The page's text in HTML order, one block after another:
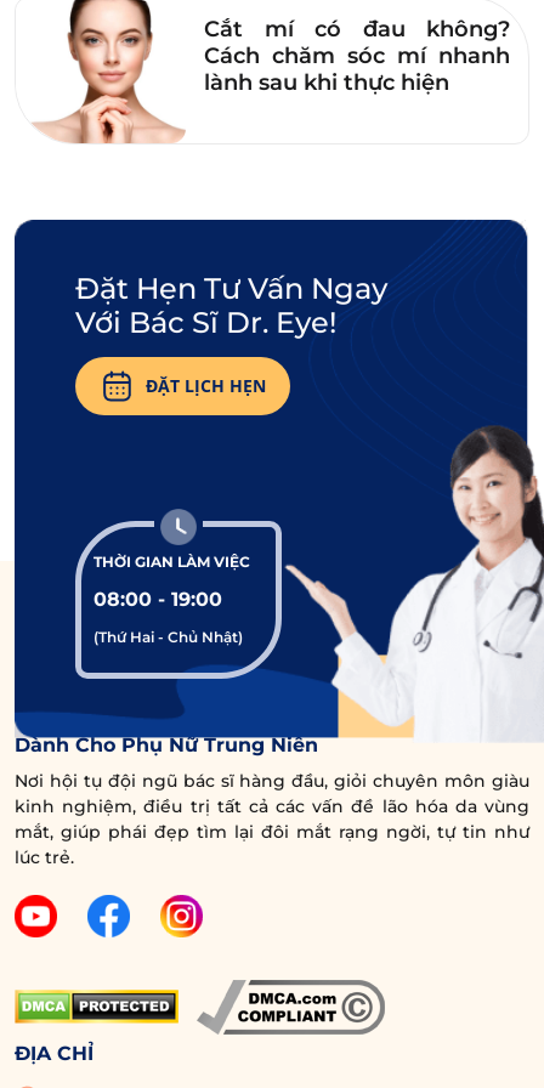
039583/HCM-CCHN) – Bác sĩ chịu trách
nhiệm chuyên môn chính, với hơn 10
năm kinh nghiệm phẫu thuật tạo hình
vùng mắt và khuôn mặt.
3. Đơn vị Phẫu thuật Tạo hình Thẩm mỹ
Địa chỉ
2 Đ. Nguyễn Thông, Phường 6,
Quận 3, TP.HCM
làm việc
Thứ 2 – Thứ 6: 6h – 18h30
Thứ 7: 7h30 – 18h30
Chủ nhật: 7h30 – 15h
Chi phí
tham khảo
Đang cập nhật
Tạo hình vùng mắt là một trong những dịch vụ
Thẩm mỹ – Bệnh viện Da liễu TP.HCM với đa
dạng dịch vụ, tiêu biểu có thể kể đến như: mở
rộng góc mắt, nhấn mí, lấy mỡ thừa, treo da
Cắt mí có đau không?
Cách chăm sóc mí nhanh
lành sau khi thực hiện
THỜI GIAN LÀM VIỆC
08:00 - 19:00
(Thứ Hai - Chủ Nhật)
Đặt Hẹn Tư Vấn Ngay
Với Bác Sĩ Dr. Eye!
ĐẶT LỊCH HẸN
Trung Tâm Chuyên Sâu Chống Lão Hóa Vùng Mắt
Dành Cho Phụ Nữ Trung Niên
Nơi hội tụ đội ngũ bác sĩ hàng đầu, giỏi chuyên môn giàu
kinh nghiệm, điều trị tất cả các vấn đề lão hóa da vùng
mắt, giúp phái đẹp tìm lại đôi mắt rạng ngời, tự tin như
lúc trẻ.
ĐỊA CHỈ